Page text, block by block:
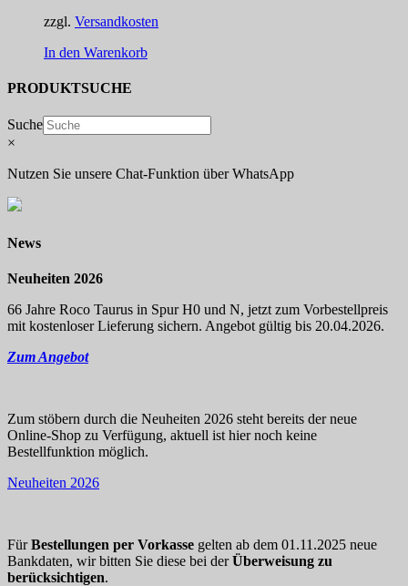
zzgl. Versandkosten
In den Warenkorb
PRODUKTSUCHE
Suche
×
Nutzen Sie unsere Chat-Funktion über WhatsApp
News
Neuheiten 2026
66 Jahre Roco Taurus in Spur H0 und N, jetzt zum Vorbestellpreis
mit kostenloser Lieferung sichern. Angebot gültig bis 20.04.2026.
Zum Angebot
Zum stöbern durch die Neuheiten 2026 steht bereits der neue
Online-Shop zu Verfügung, aktuell ist hier noch keine
Bestellfunktion möglich.
Neuheiten 2026
FürBestellungen per Vorkasse gelten ab dem 01.11.2025 neue
Bankdaten, wir bitten Sie diese bei derÜberweisung zu
berücksichtigen.